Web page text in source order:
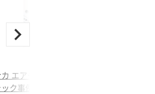
エアチャック・特注チ
ク事例進呈中